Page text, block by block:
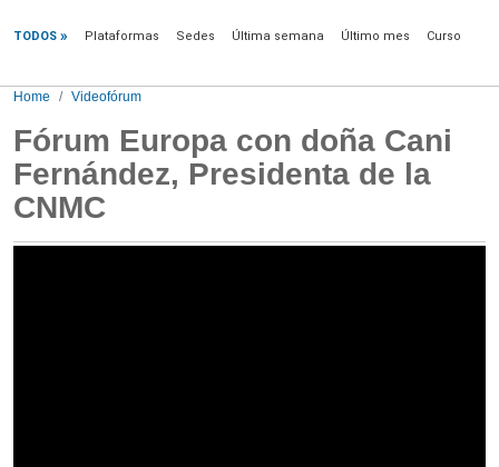
TODOS Plataformas Sedes Última semana Último mes Curso
Home Videofórum
Fórum Europa con doña Cani
Fernández, Presidenta de la
CNMC